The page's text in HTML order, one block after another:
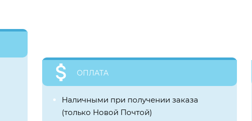
ОПЛАТА
Наличными при получении заказа
(только Новой Почтой)